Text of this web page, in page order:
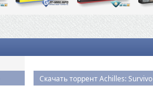
Скачать торрент Achilles: